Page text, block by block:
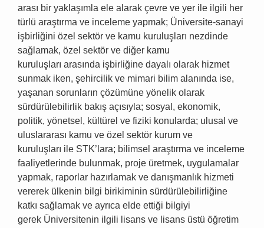
arası bir yaklaşımla ele alarak çevre ve yer ile ilgili her
türlü araştırma ve inceleme yapmak; Üniversite-sanayi
işbirliğini özel sektör ve kamu kuruluşları nezdinde
sağlamak, özel sektör ve diğer kamu
kuruluşları arasında işbirliğine dayalı olarak hizmet
sunmak iken, şehircilik ve mimari bilim alanında ise,
yaşanan sorunların çözümüne yönelik olarak
sürdürülebilirlik bakış açısıyla; sosyal, ekonomik,
politik, yönetsel, kültürel ve fiziki konularda; ulusal ve
uluslararası kamu ve özel sektör kurum ve
kuruluşları ile STK’lara; bilimsel araştırma ve inceleme
faaliyetlerinde bulunmak, proje üretmek, uygulamalar
yapmak, raporlar hazırlamak ve danışmanlık hizmeti
vererek ülkenin bilgi birikiminin sürdürülebilirliğine
katkı sağlamak ve ayrıca elde ettiği bilgiyi
gerek Üniversitenin ilgili lisans ve lisans üstü öğretim